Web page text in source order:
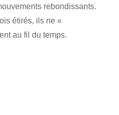
rebondissants.
étirés, ils ne «
au fil du temps.